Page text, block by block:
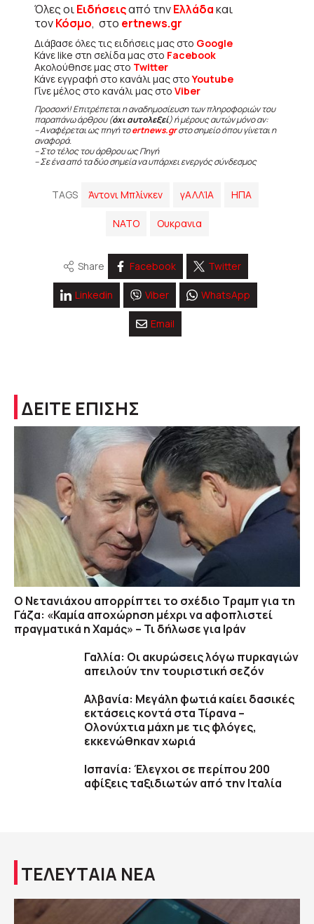
Όλες οιΕιδήσειςαπό τηνΕλλάδακαι
τονΚόσμο, στο ertnews.gr
Διάβασε όλες τις ειδήσεις μας στο Google
Κάνε like στη σελίδα μας στο Facebook
Ακολούθησε μας στο Twitter
Κάνε εγγραφή στο κανάλι μας στοYoutube
Γίνε μέλος στο κανάλι μας στο Viber
Προσοχή! Επιτρέπεται η αναδημοσίευση των πληροφοριών του
παραπάνω άρθρου (όχι αυτολεξεί) ή μέρους αυτών μόνο αν:
– Αναφέρεται ως πηγή τοertnews.grστο σημείο όπου γίνεται η
αναφορά.
– Στο τέλος του άρθρου ως Πηγή
– Σε ένα από τα δύο σημεία να υπάρχει ενεργός σύνδεσμος
TAGS Άντονι Μπλίνκεν γΑΛΛΊΑ ΗΠΑ
ΝΑΤΟ Ουκρανια
Share Facebook Twitter
Linkedin Viber WhatsApp
Email
ΔΕΙΤΕ ΕΠΙΣΗΣ
Ο Νετανιάχου απορρίπτει το σχέδιο Τραμπ για τη
Γάζα: «Καμία αποχώρηση μέχρι να αφοπλιστεί
πραγματικά η Χαμάς» – Τι δήλωσε για Ιράν
Γαλλία: Οι ακυρώσεις λόγω πυρκαγιών
απειλούν την τουριστική σεζόν
Αλβανία: Μεγάλη φωτιά καίει δασικές
εκτάσεις κοντά στα Τίρανα –
Ολονύχτια μάχη με τις φλόγες,
εκκενώθηκαν χωριά
Ισπανία: Έλεγχοι σε περίπου 200
αφίξεις ταξιδιωτών από την Ιταλία
ΤΕΛΕΥΤΑΙΑ ΝΕΑ